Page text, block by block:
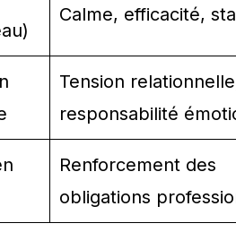
Calme, efficacité,
Tension
responsabilité
Renforcement des
obligations